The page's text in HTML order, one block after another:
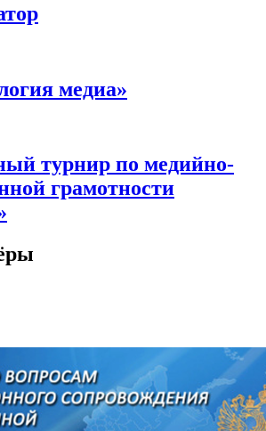
медиа»
турнир по медийно-
грамотности